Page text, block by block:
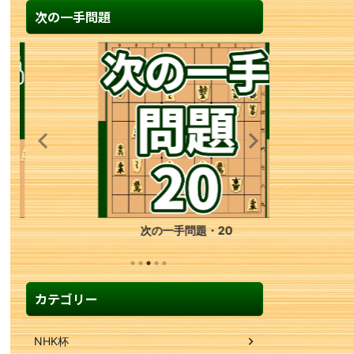
次の一手問題
次の一手問題・20
カテゴリー
NHK杯